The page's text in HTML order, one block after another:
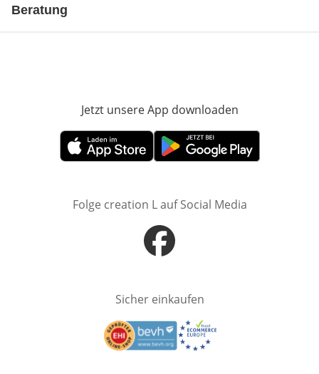
Beratung
Jetzt unsere App downloaden
Öffnet in neuem FensterÖffnet in neuem Fenster
Folge creation L auf Social Media
Öffnet in neuem Fenster
Sicher einkaufen
Öffnet in neuem FensterÖffnet in neuem Fenster